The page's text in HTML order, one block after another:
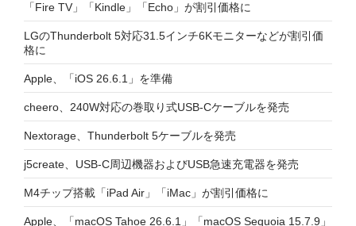
「Fire TV」「Kindle」「Echo」が割引価格に
LGのThunderbolt 5対応31.5インチ6Kモニターなどが割引価
格に
Apple、「iOS 26.6.1」を準備
cheero、240W対応の巻取り式USB-Cケーブルを発売
Nextorage、Thunderbolt 5ケーブルを発売
j5create、USB-C周辺機器およびUSB急速充電器を発売
M4チップ搭載「iPad Air」「iMac」が割引価格に
Apple、「macOS Tahoe 26.6.1」「macOS Sequoia 15.7.9」